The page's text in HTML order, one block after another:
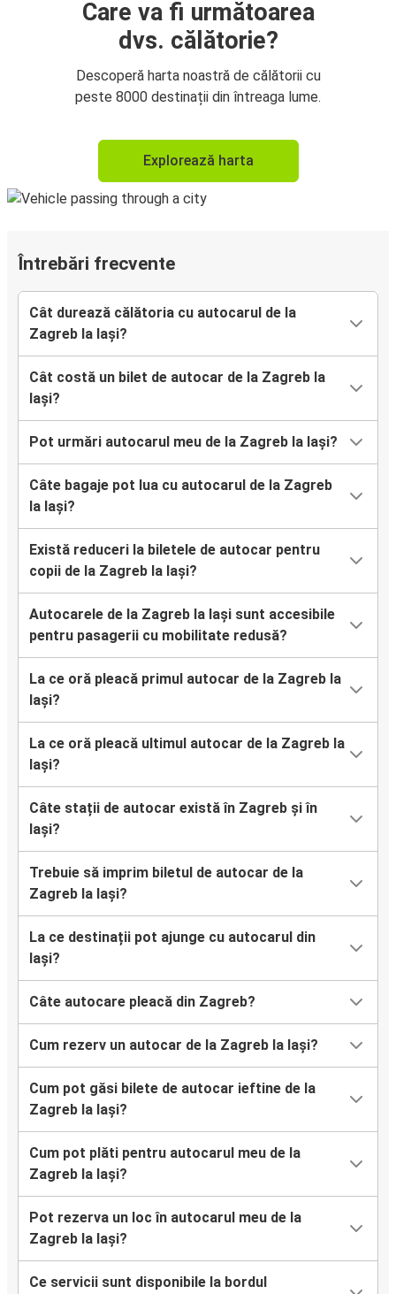
Care va fi următoarea
dvs. călătorie?
Descoperă harta noastră de călătorii cu
peste 8000 destinații din întreaga lume.
Explorează harta
Întrebări frecvente
Cât durează călătoria cu autocarul de la
Zagreb la Iași?
Cât costă un bilet de autocar de la Zagreb la
Iași?
Pot urmări autocarul meu de la Zagreb la Iași?
Câte bagaje pot lua cu autocarul de la Zagreb
la Iași?
Există reduceri la biletele de autocar pentru
copii de la Zagreb la Iași?
Autocarele de la Zagreb la Iași sunt accesibile
pentru pasagerii cu mobilitate redusă?
La ce oră pleacă primul autocar de la Zagreb la
Iași?
La ce oră pleacă ultimul autocar de la Zagreb la
Iași?
Câte stații de autocar există în Zagreb și în
Iași?
Trebuie să imprim biletul de autocar de la
Zagreb la Iași?
La ce destinații pot ajunge cu autocarul din
Iași?
Câte autocare pleacă din Zagreb?
Cum rezerv un autocar de la Zagreb la Iași?
Cum pot găsi bilete de autocar ieftine de la
Zagreb la Iași?
Cum pot plăti pentru autocarul meu de la
Zagreb la Iași?
Pot rezerva un loc în autocarul meu de la
Zagreb la Iași?
Ce servicii sunt disponibile la bordul